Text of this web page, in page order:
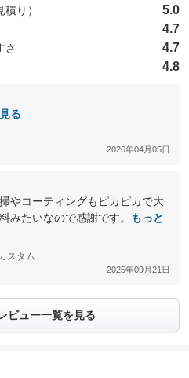
中）
り） 5.0
4.7
さ 4.7
4.8
る
2026年04月05日
やコーティングもピカピカで大
みたいなので感謝です。
もっと
スタム
2025年09月21日
ビュー一覧を見る